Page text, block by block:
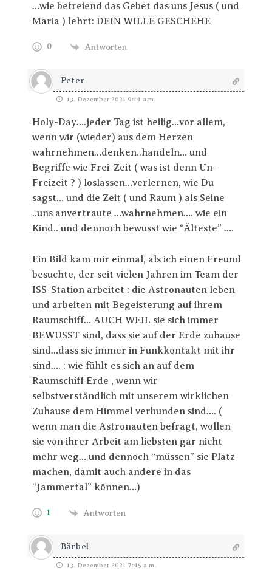
…wie befreiend das Gebet das uns Jesus ( und
Maria ) lehrt: DEIN WILLE GESCHEHE
0 Antworten
Peter
13. Dezember 2021 9:14 a.m.
Holy-Day….jeder Tag ist heilig…vor allem,
wenn wir (wieder) aus dem Herzen
wahrnehmen…denken..handeln… und
Begriffe wie Frei-Zeit ( was ist denn Un-
Freizeit ? ) loslassen…verlernen, wie Du
sagst… und die Zeit ( und Raum ) als Seine
..uns anvertraute …wahrnehmen…. wie ein
Kind.. und dennoch bewusst wie “Älteste” ….
Ein Bild kam mir einmal, als ich einen Freund
besuchte, der seit vielen Jahren im Team der
ISS-Station arbeitet : die Astronauten leben
und arbeiten mit Begeisterung auf ihrem
Raumschiff… AUCH WEIL sie sich immer
BEWUSST sind, dass sie auf der Erde zuhause
sind…dass sie immer in Funkkontakt mit ihr
sind…. : wie fühlt es sich an auf dem
Raumschiff Erde , wenn wir
selbstverständlich mit unserem wirklichen
Zuhause dem Himmel verbunden sind…. (
wenn man die Astronauten befragt, wollen
sie von ihrer Arbeit am liebsten gar nicht
mehr weg… und dennoch “müssen” sie Platz
machen, damit auch andere in das
“Jammertal” können…)
1 Antworten
Bärbel
13. Dezember 2021 7:45 a.m.